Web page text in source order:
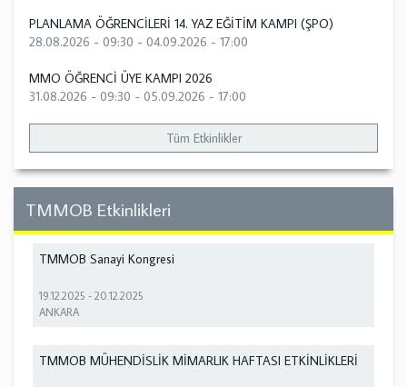
PLANLAMA ÖĞRENCİLERİ 14. YAZ EĞİTİM KAMPI (ŞPO)
28.08.2026 - 09:30 - 04.09.2026 - 17:00
MMO ÖĞRENCİ ÜYE KAMPI 2026
31.08.2026 - 09:30 - 05.09.2026 - 17:00
Tüm Etkinlikler
TMMOB Etkinlikleri
TMMOB Sanayi Kongresi
19.12.2025 -20.12.2025
ANKARA
TMMOB MÜHENDİSLİK MİMARLIK HAFTASI ETKİNLİKLERİ